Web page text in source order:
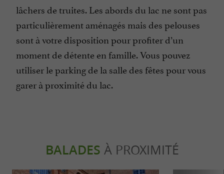
lâchers de truites. Les abords du lac ne sont pas
particulièrement aménagés mais des pelouses
sont à votre disposition pour profiter d’un
moment de détente en famille. Vous pouvez
utiliser le parking de la salle des fêtes pour vous
garer à proximité du lac.
BALADES À PROXIMITÉ